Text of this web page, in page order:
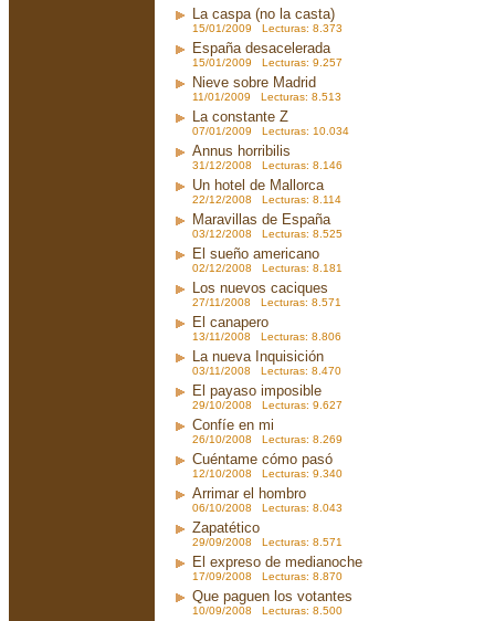
La caspa (no la casta)
15/01/2009 Lecturas: 8.373
España desacelerada
15/01/2009 Lecturas: 9.257
Nieve sobre Madrid
11/01/2009 Lecturas: 8.513
La constante Z
07/01/2009 Lecturas: 10.034
Annus horribilis
31/12/2008 Lecturas: 8.146
Un hotel de Mallorca
22/12/2008 Lecturas: 8.114
Maravillas de España
03/12/2008 Lecturas: 8.525
El sueño americano
02/12/2008 Lecturas: 8.181
Los nuevos caciques
27/11/2008 Lecturas: 8.571
El canapero
13/11/2008 Lecturas: 8.806
La nueva Inquisición
03/11/2008 Lecturas: 8.470
El payaso imposible
29/10/2008 Lecturas: 9.627
Confíe en mi
26/10/2008 Lecturas: 8.269
Cuéntame cómo pasó
12/10/2008 Lecturas: 9.340
Arrimar el hombro
06/10/2008 Lecturas: 8.043
Zapatético
29/09/2008 Lecturas: 8.571
El expreso de medianoche
17/09/2008 Lecturas: 8.870
Que paguen los votantes
10/09/2008 Lecturas: 8.500